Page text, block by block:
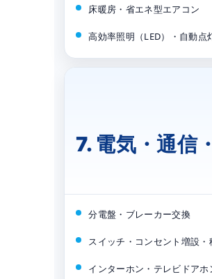
床暖房・省エネ型エアコン
高効率照明（LED）・自動点
7. 電気・通信
分電盤・ブレーカー交換
スイッチ・コンセント増設・
インターホン・テレビドアホ